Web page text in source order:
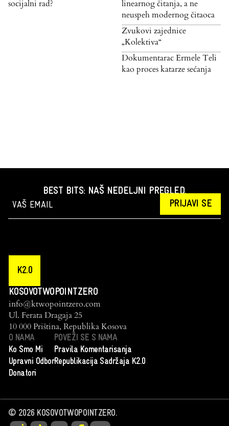
socijalni rad?
linearnog čitanja, a ne
neuspeh modernog čitaoca
Zvukovi zajednice
„Kolektiva“
Dokumentarac Ermele Teli
kao proces katarze sećanja
BEST BITS: NAŠ NEDELJNI PREGLED.
PRIJAVI SE
K2.0
KOSOVOTWOPOINTZERO
info@ktwopointzero.com
Ul. Ferata Dragaja 25
10 000 Priština, Republika Kosova
O NAMA
Ko Smo Mi
Upravni Odbor
Donatori
POVEŽI SE S NAMA
Pravila Komentarisanja
Republikacija Sadržaja K2.0
© 2026KOSOVOTWOPOINTZERO.